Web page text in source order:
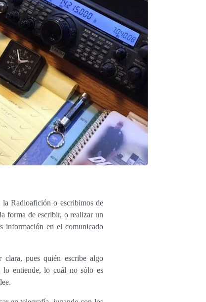
la Radioafición o escribimos de
forma de escribir, o realizar un
información en el comunicado
pues quién escribe algo
lo entiende, lo cuál no sólo es